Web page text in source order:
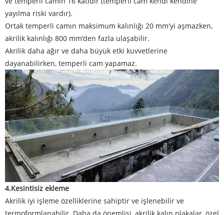
yayılma riski vardır).
Ortak temperli camın maksimum kalınlığı 20 mm'yi aşmazken,
akrilik kalınlığı 800 mm'den fazla ulaşabilir.
Akrilik daha ağır ve daha büyük etki kuvvetlerine
dayanabilirken, temperli cam yapamaz.
4.Kesintisiz ekleme
Akrilik iyi işleme özelliklerine sahiptir ve işlenebilir ve
termoformlanabilir. Daha da önemlisi, akrilik kalın plakalar, özel